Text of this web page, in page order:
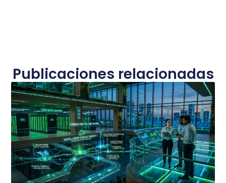
Publicaciones relacionadas